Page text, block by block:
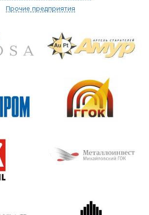
Прочие предприятия